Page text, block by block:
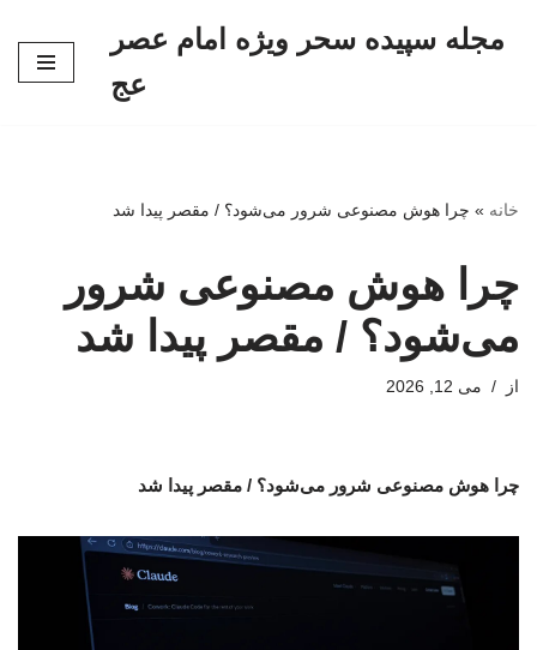
مجله سپیده سحر ویژه امام عصر
عج
خانه » چرا هوش مصنوعی شرور می‌شود؟‌ / مقصر پیدا شد
چرا هوش مصنوعی شرور
می‌شود؟‌ / مقصر پیدا شد
از می 12, 2026
چرا هوش مصنوعی شرور می‌شود؟‌ / مقصر پیدا شد